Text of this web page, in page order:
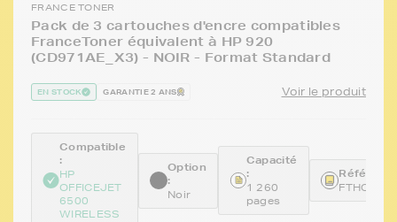
FRANCE TONER
Pack de 3 cartouches d'encre compatibles
FranceToner équivalent à HP 920
(CD971AE_X3) - NOIR - Format Standard
EN STOCK GARANTIE 2 ANS Voir le produit
Compatible
:
HP
OFFICEJET
6500
WIRELESS
Option
:
Noir
Capacité
:
1 260
pages